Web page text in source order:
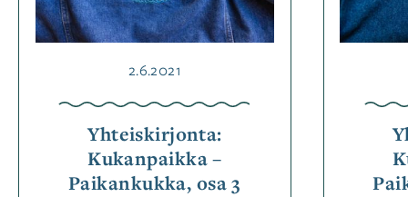
Yhteiskirjonta:
Kukanpaikka –
Paikankukka, osa 3
Julkaistu
2.6.2021
kirjontaohje,
kukkienkevät,